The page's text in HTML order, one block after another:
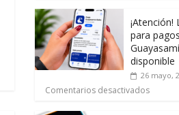
¡Atención!
para
disponible
26 mayo,
Comentarios desactivados